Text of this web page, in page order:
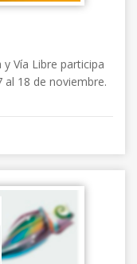
Vía Libre participa
18 de noviembre.